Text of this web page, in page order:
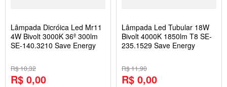
Lâmpada Dicróica Led Mr11
4W Bivolt 3000K 36º 300lm
SE-140.3210 Save Energy
R$ 10,32
R$ 0,00
Lâmpada Led Tubular 18W
Bivolt 4000K 1850lm T8 SE-
235.1529 Save Energy
R$ 11,90
R$ 0,00